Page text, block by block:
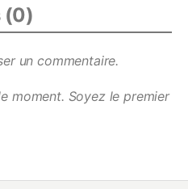
(0)
un commentaire.
moment. Soyez le premier